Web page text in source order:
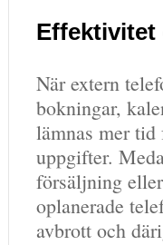
När extern
bokningar,
lämnas mer tid
uppgifter.
försäljning
oplanerade
avbrott och